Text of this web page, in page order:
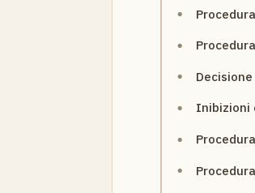
Decisione
Inibizioni